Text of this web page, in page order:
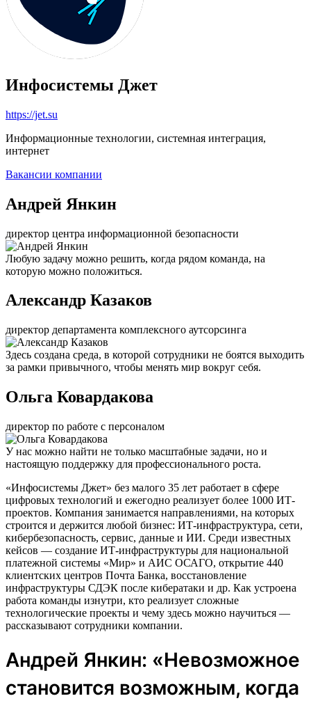
Инфосистемы Джет
https://jet.su
Информационные технологии, системная интеграция,
интернет
Вакансии компании
Андрей Янкин
директор центра информационной безопасности
Любую задачу можно решить, когда рядом команда, на
которую можно положиться.
Александр Казаков
директор департамента комплексного аутсорсинга
Здесь создана среда, в которой сотрудники не боятся выходить
за рамки привычного, чтобы менять мир вокруг себя.
Ольга Ковардакова
директор по работе с персоналом
У нас можно найти не только масштабные задачи, но и
настоящую поддержку для профессионального роста.
«Инфосистемы Джет» без малого 35 лет работает в сфере
цифровых технологий и ежегодно реализует более 1000 ИТ-
проектов. Компания занимается направлениями, на которых
строится и держится любой бизнес: ИТ-инфраструктура, сети,
кибербезопасность, сервис, данные и ИИ. Среди известных
кейсов — создание ИТ-инфраструктуры для национальной
платежной системы «Мир» и АИС ОСАГО, открытие 440
клиентских центров Почта Банка, восстановление
инфраструктуры СДЭК после кибератаки и др. Как устроена
работа команды изнутри, кто реализует сложные
технологические проекты и чему здесь можно научиться —
рассказывают сотрудники компании.
Андрей Янкин: «Невозможное
становится возможным, когда